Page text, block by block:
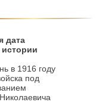
дата
в 1916 году
под